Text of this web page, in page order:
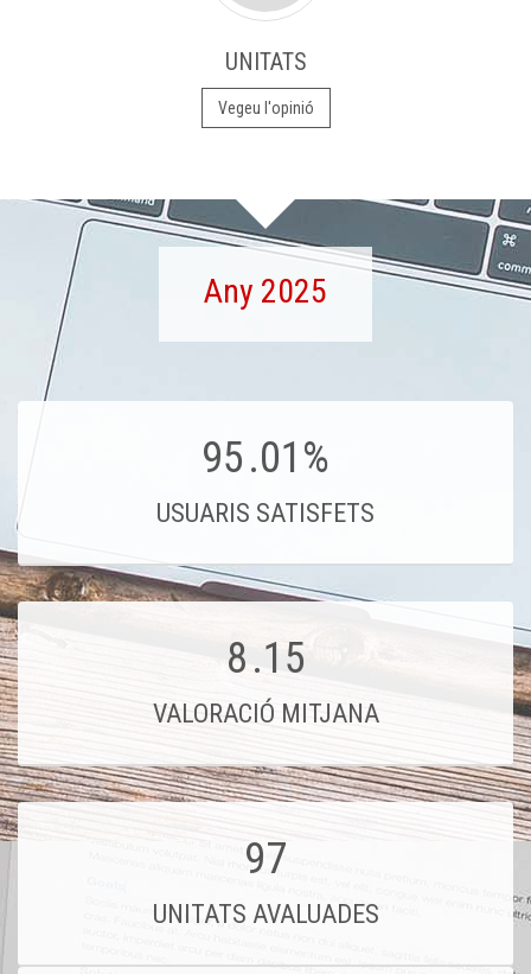
UNITATS
Vegeu l'opinió
Any 2025
95.01%
USUARIS SATISFETS
8.15
VALORACIÓ MITJANA
97
UNITATS AVALUADES